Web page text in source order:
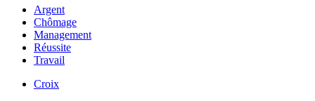
Argent
Chômage
Management
Réussite
Travail
Croix